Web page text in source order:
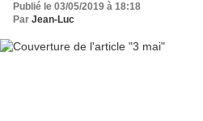
Publié le 03/05/2019 à 18:18
Par Jean-Luc